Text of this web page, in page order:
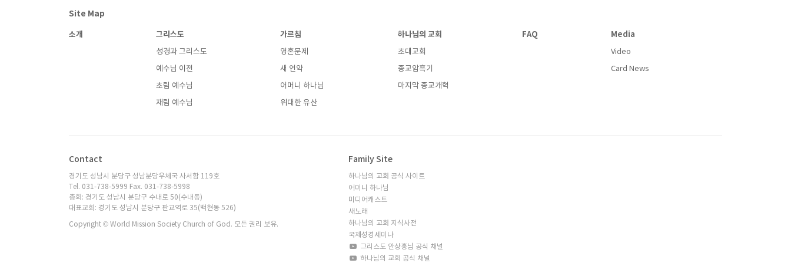
Site Map
소개 그리스도
성경과 그리스도
예수님 이전
초림 예수님
재림 예수님
가르침
영혼문제
새 언약
어머니 하나님
위대한 유산
하나님의 교회
초대교회
종교암흑기
마지막 종교개혁
FAQ Media
Video
Card News
Contact
경기도 성남시 분당구 성남분당우체국 사서함 119호
Tel. 031-738-5999 Fax. 031-738-5998
총회: 경기도 성남시 분당구 수내로 50(수내동)
대표교회: 경기도 성남시 분당구 판교역로 35(백현동 526)
Copyright © World Mission Society Church of God. 모든 권리 보유.
Family Site
하나님의 교회 공식 사이트
어머니 하나님
미디어캐스트
새노래
하나님의 교회 지식사전
국제성경세미나
그리스도 안상홍님 공식 채널
하나님의 교회 공식 채널